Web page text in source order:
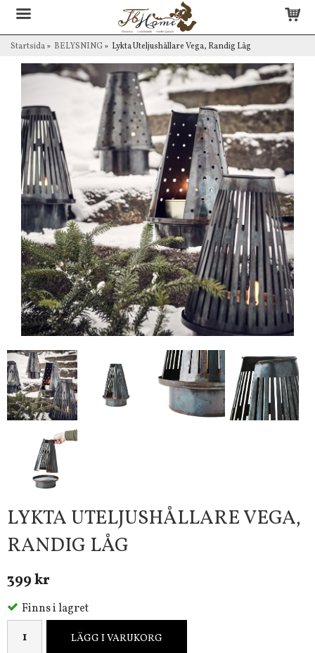
Startsida» BELYSNING» Lykta Uteljushållare Vega, Randig Låg
LYKTA UTELJUSHÅLLARE VEGA,
RANDIG LÅG
399 kr
Finns i lagret
LÄGG I VARUKORG